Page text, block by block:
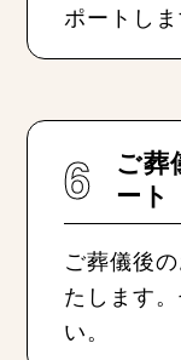
ポートしま
6
ご葬
ート
ご葬儀後
たします
い。